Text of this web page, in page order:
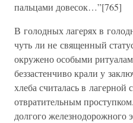
пальцами довесок…”[765]
В голодных лагерях в
чуть ли не священный
окружено особыми
беззастенчиво крали у
хлеба считалась в лагерной
отвратительным
долгого железнодорожного